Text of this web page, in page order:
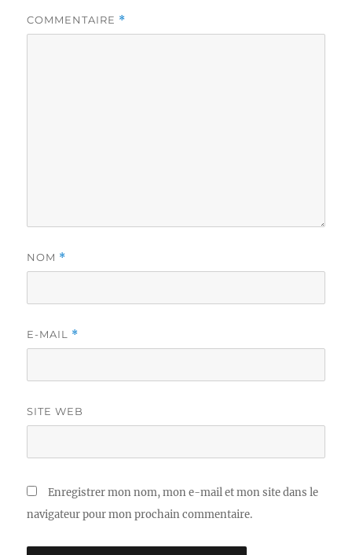
COMMENTAIRE *
NOM *
E-MAIL *
SITE WEB
Enregistrer mon nom, mon e-mail et mon site dans le
navigateur pour mon prochain commentaire.